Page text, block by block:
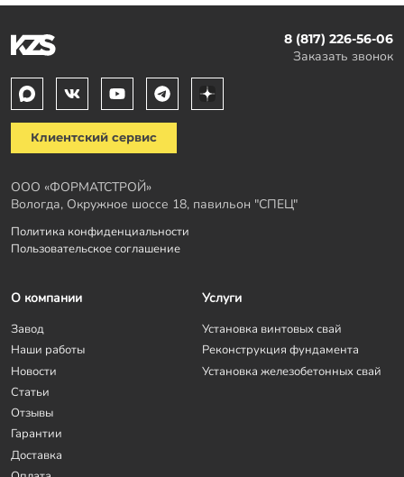
8 (817) 226-56-06
Заказать звонок
Клиентский сервис
ООО «ФОРМАТСТРОЙ»
Вологда, Окружное шоссе 18, павильон "СПЕЦ"
Политика конфиденциальности
Пользовательское соглашение
О компании
Завод
Наши работы
Новости
Статьи
Отзывы
Гарантии
Доставка
Услуги
Установка винтовых свай
Реконструкция фундамента
Установка железобетонных свай